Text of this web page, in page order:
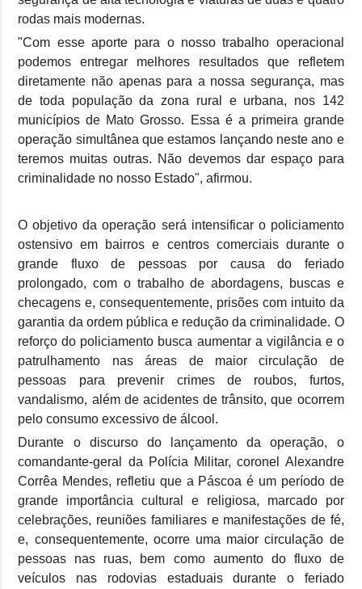
rodas mais modernas.
"Com esse aporte para o nosso trabalho operacional
podemos entregar melhores resultados que refletem
diretamente não apenas para a nossa segurança, mas
de toda população da zona rural e urbana, nos 142
municípios de Mato Grosso. Essa é a primeira grande
operação simultânea que estamos lançando neste ano e
teremos muitas outras. Não devemos dar espaço para
criminalidade no nosso Estado", afirmou.
O objetivo da operação será intensificar o policiamento
ostensivo em bairros e centros comerciais durante o
grande fluxo de pessoas por causa do feriado
prolongado, com o trabalho de abordagens, buscas e
checagens e, consequentemente, prisões com intuito da
garantia da ordem pública e redução da criminalidade. O
reforço do policiamento busca aumentar a vigilância e o
patrulhamento nas áreas de maior circulação de
pessoas para prevenir crimes de roubos, furtos,
vandalismo, além de acidentes de trânsito, que ocorrem
pelo consumo excessivo de álcool.
Durante o discurso do lançamento da operação, o
comandante-geral da Polícia Militar, coronel Alexandre
Corrêa Mendes, refletiu que a Páscoa é um período de
grande importância cultural e religiosa, marcado por
celebrações, reuniões familiares e manifestações de fé,
e, consequentemente, ocorre uma maior circulação de
pessoas nas ruas, bem como aumento do fluxo de
veículos nas rodovias estaduais durante o feriado